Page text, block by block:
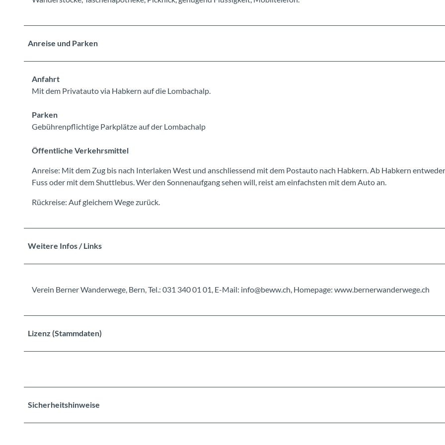
Anreise und Parken
Anfahrt
Mit dem Privatauto via Habkern auf die Lombachalp.
Parken
Gebührenpflichtige Parkplätze auf der Lombachalp
Öffentliche Verkehrsmittel
Anreise: Mit dem Zug bis nach Interlaken West und anschliessend mit dem Postauto nach Habkern. Ab Habkern
Fuss oder mit dem Shuttlebus. Wer den Sonnenaufgang sehen will, reist am einfachsten mit dem Auto an.
Rückreise: Auf gleichem Wege zurück.
Weitere Infos / Links
Verein Berner Wanderwege, Bern, Tel.: 031 340 01 01, E-Mail: info@beww.ch, Homepage: www.bernerwanderwege.ch
Lizenz (Stammdaten)
Sicherheitshinweise